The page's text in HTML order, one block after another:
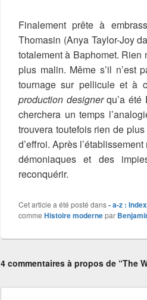
Finalement prête à
Thomasin (Anya Taylor-Joy
totalement à Baphomet. Rien
plus malin. Même s’il n’est
tournage sur pellicule et à
production designerqu’a été
cherchera un temps
trouvera toutefois rien de
d’effroi. Après
démoniaques et des
reconquérir.
Cet article a été posté dans- a-z :
comme Histoire modernepar
4 commentaires à propos de “The